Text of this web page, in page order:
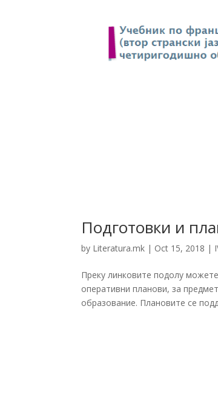
Подготовки и
by Literatura.mk | Oct 15, 2018 |
Преку линковите подолу
оперативни планови, за
образование. Плановите се